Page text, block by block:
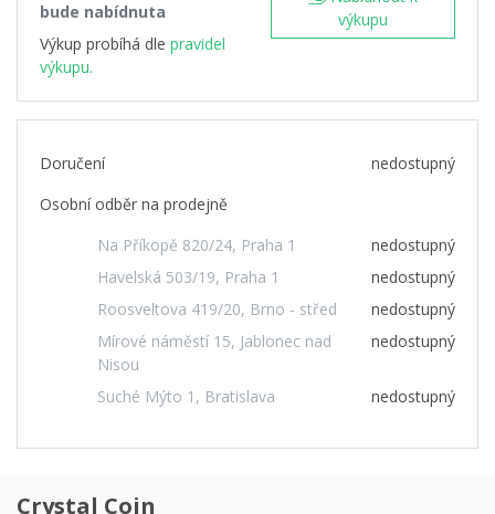
bude nabídnuta
Výkup probíhá dle pravidel
výkupu.
výkupu
Doručení
nedostupný
Osobní odběr na prodejně
Na Příkopě 820/24, Praha 1
nedostupný
Havelská 503/19, Praha 1
nedostupný
Roosveltova 419/20, Brno - střed
nedostupný
Mírové náměstí 15, Jablonec nad
Nisou
nedostupný
Suché Mýto 1, Bratislava nedostupný
Crystal Coin